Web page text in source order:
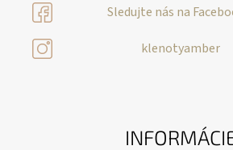
Sledujte nás na
klenotyamber